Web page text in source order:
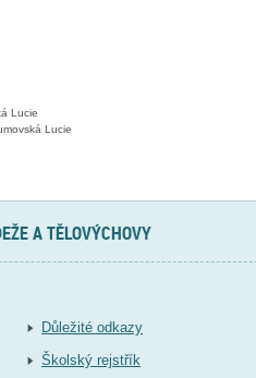
Lucie
Lucie
A TĚLOVÝCHOVY
Důležité odkazy
Školský rejstřík